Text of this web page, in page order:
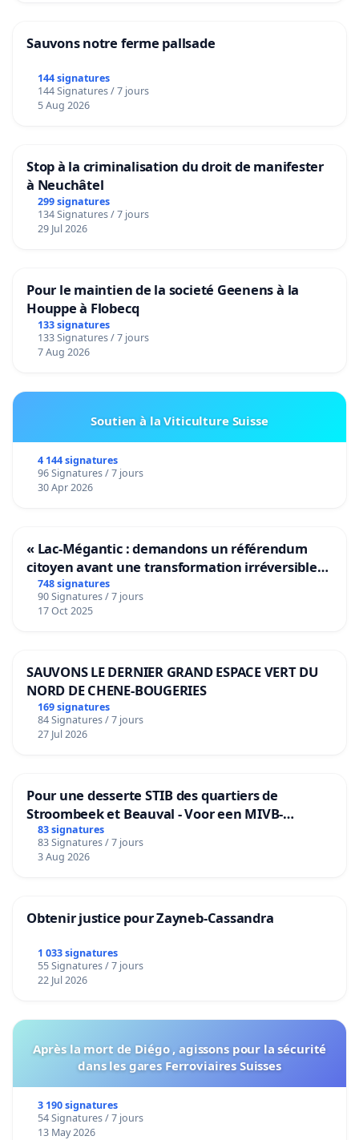
Sauvons notre ferme pallsade
144 signatures
144 Signatures / 7 jours
5 Aug 2026
Stop à la criminalisation du droit de manifester
à Neuchâtel
299 signatures
134 Signatures / 7 jours
29 Jul 2026
Pour le maintien de la societé Geenens à la
Houppe à Flobecq
133 signatures
133 Signatures / 7 jours
7 Aug 2026
Soutien à la Viticulture Suisse
4 144 signatures
96 Signatures / 7 jours
30 Apr 2026
« Lac-Mégantic : demandons un référendum
citoyen avant une transformation irréversible
de notre territoire »
748 signatures
90 Signatures / 7 jours
17 Oct 2025
SAUVONS LE DERNIER GRAND ESPACE VERT DU
NORD DE CHENE-BOUGERIES
169 signatures
84 Signatures / 7 jours
27 Jul 2026
Pour une desserte STIB des quartiers de
Stroombeek et Beauval - Voor een MIVB-
bediening van de wijken Strombeek en Het
Voor
83 signatures
83 Signatures / 7 jours
3 Aug 2026
Obtenir justice pour Zayneb-Cassandra
1 033 signatures
55 Signatures / 7 jours
22 Jul 2026
Après la mort de Diégo , agissons pour la sécurité
dans les gares Ferroviaires Suisses
3 190 signatures
54 Signatures / 7 jours
13 May 2026